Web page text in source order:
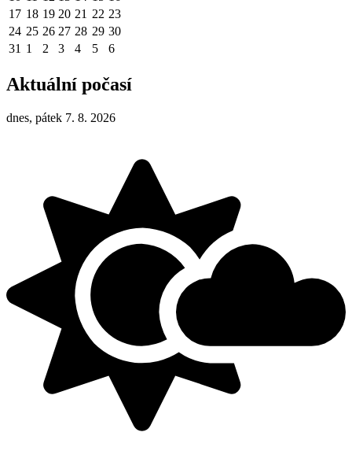
17 18 19 20 21 22 23
24 25 26 27 28 29 30
31 1 2 3 4 5 6
Aktuální počasí
dnes, pátek 7. 8. 2026